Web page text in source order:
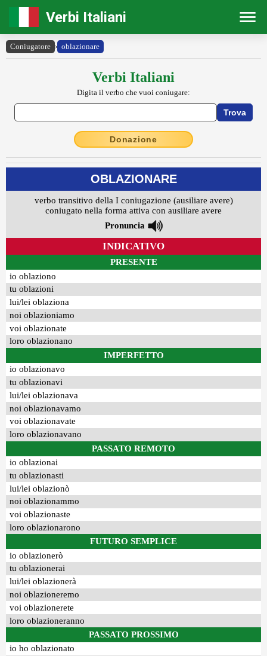
Verbi Italiani
Coniugatore › oblazionare
Verbi Italiani
Digita il verbo che vuoi coniugare:
Donazione
OBLAZIONARE
verbo transitivo della I coniugazione (ausiliare avere)
coniugato nella forma attiva con ausiliare avere
Pronuncia
INDICATIVO
PRESENTE
io oblaziono
tu oblazioni
lui/lei oblaziona
noi oblazioniamo
voi oblazionate
loro oblazionano
IMPERFETTO
io oblazionavo
tu oblazionavi
lui/lei oblazionava
noi oblazionavamo
voi oblazionavate
loro oblazionavano
PASSATO REMOTO
io oblazionai
tu oblazionasti
lui/lei oblazionò
noi oblazionammo
voi oblazionaste
loro oblazionarono
FUTURO SEMPLICE
io oblazionerò
tu oblazionerai
lui/lei oblazionerà
noi oblazioneremo
voi oblazionerete
loro oblazioneranno
PASSATO PROSSIMO
io ho oblazionato